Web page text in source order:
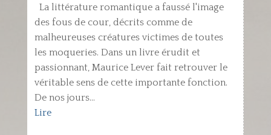
La littérature romantique a faussé l'image
des fous de cour, décrits comme de
malheureuses créatures victimes de toutes
les moqueries. Dans un livre érudit et
passionnant, Maurice Lever fait retrouver le
véritable sens de cette importante fonction.
De nos jours...
Lire